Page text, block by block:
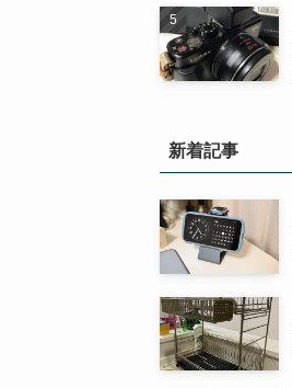
新着記事